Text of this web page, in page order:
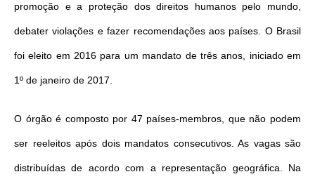
promoção e a proteção dos direitos humanos pelo mundo,
debater violações e fazer recomendações aos países. O Brasil
foi eleito em 2016 para um mandato de três anos, iniciado em
1º de janeiro de 2017.
O órgão é composto por 47 países-membros, que não podem
ser reeleitos após dois mandatos consecutivos. As vagas são
distribuídas de acordo com a representação geográfica. Na